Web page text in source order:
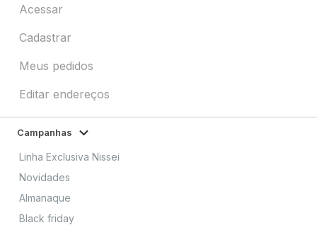
Acessar
Cadastrar
Meus pedidos
Editar endereços
Campanhas
Linha Exclusiva Nissei
Novidades
Almanaque
Black friday